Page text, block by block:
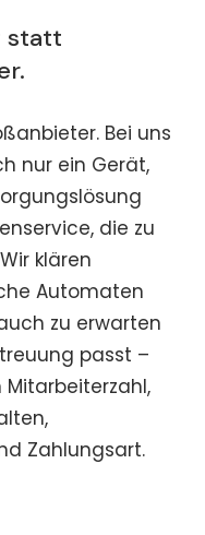
statt
Bei uns
nur ein Gerät,
die zu
klären
Automaten
zu erwarten
passt –
Zahlungsart.